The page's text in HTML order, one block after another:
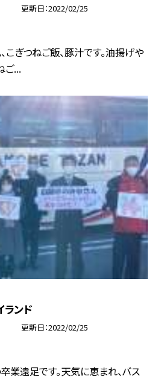
更新日 2022/02/25
こぎつねご飯、豚汁です。油揚げや
ご...
ンド
更新日 2022/02/25
遠足です。天気に恵まれ、バス